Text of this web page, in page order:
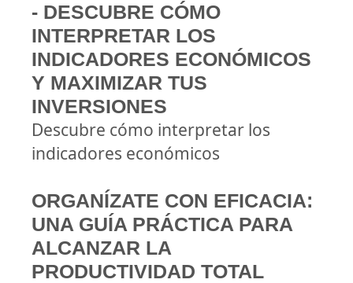
- DESCUBRE CÓMO
INTERPRETAR LOS
INDICADORES ECONÓMICOS
Y MAXIMIZAR TUS
INVERSIONES
Descubre cómo interpretar los
indicadores económicos
ORGANÍZATE CON EFICACIA:
UNA GUÍA PRÁCTICA PARA
ALCANZAR LA
PRODUCTIVIDAD TOTAL